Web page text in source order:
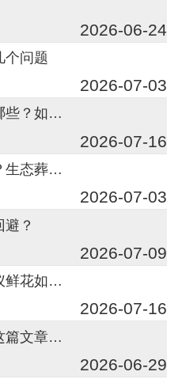
2026-06-24
个问题
2026-07-03
辨别墓地风水的方法有哪些？如何判断墓地风水？
2026-07-16
生态节地葬有哪些形式？生态葬有何作用？
2026-07-03
？
2026-07-09
如何养护殡葬鲜花？殡仪鲜花如何保养？
2026-07-16
绿色殡葬是什么？看完这篇文章就足够了
2026-06-29